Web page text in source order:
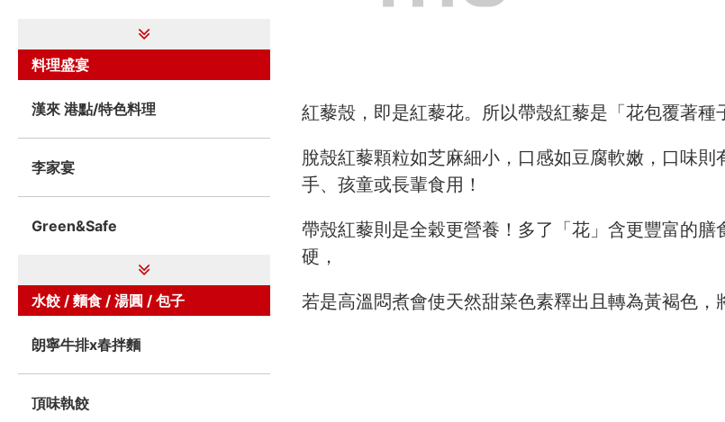
紅藜殼，即是紅藜花。所以帶殼紅藜是「花包覆著種
脫殼紅藜顆粒如芝麻細小，口感如豆腐軟嫩，口味
手、孩童或長輩食用！
帶殼紅藜則是全穀更營養！多了「花」含更豐富的
硬，
若是高溫悶煮會使天然甜菜色素釋出且轉為黃褐色，
料理盛宴
漢來 港點/特色料理
李家宴
Green&Safe
水餃 / 麵食 / 湯圓 / 包子
朗寧牛排x春拌麵
頂味執餃